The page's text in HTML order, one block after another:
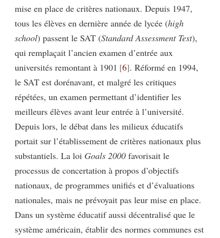
mise en place de critères nationaux. Depuis 1947,
tous les élèves en dernière année de lycée (high
school) passent le SAT (Standard Assessment Test),
qui remplaçait l’ancien examen d’entrée aux
universités remontant à 1901 6 . Réformé en 1994,
le SAT est dorénavant, et malgré les critiques
répétées, un examen permettant d’identifier les
meilleurs élèves avant leur entrée à l’université.
Depuis lors, le débat dans les milieux éducatifs
portait sur l’établissement de critères nationaux plus
substantiels. La loi Goals 2000 favorisait le
processus de concertation à propos d’objectifs
nationaux, de programmes unifiés et d’évaluations
nationales, mais ne prévoyait pas leur mise en place.
Dans un système éducatif aussi décentralisé que le
système américain, établir des normes communes est